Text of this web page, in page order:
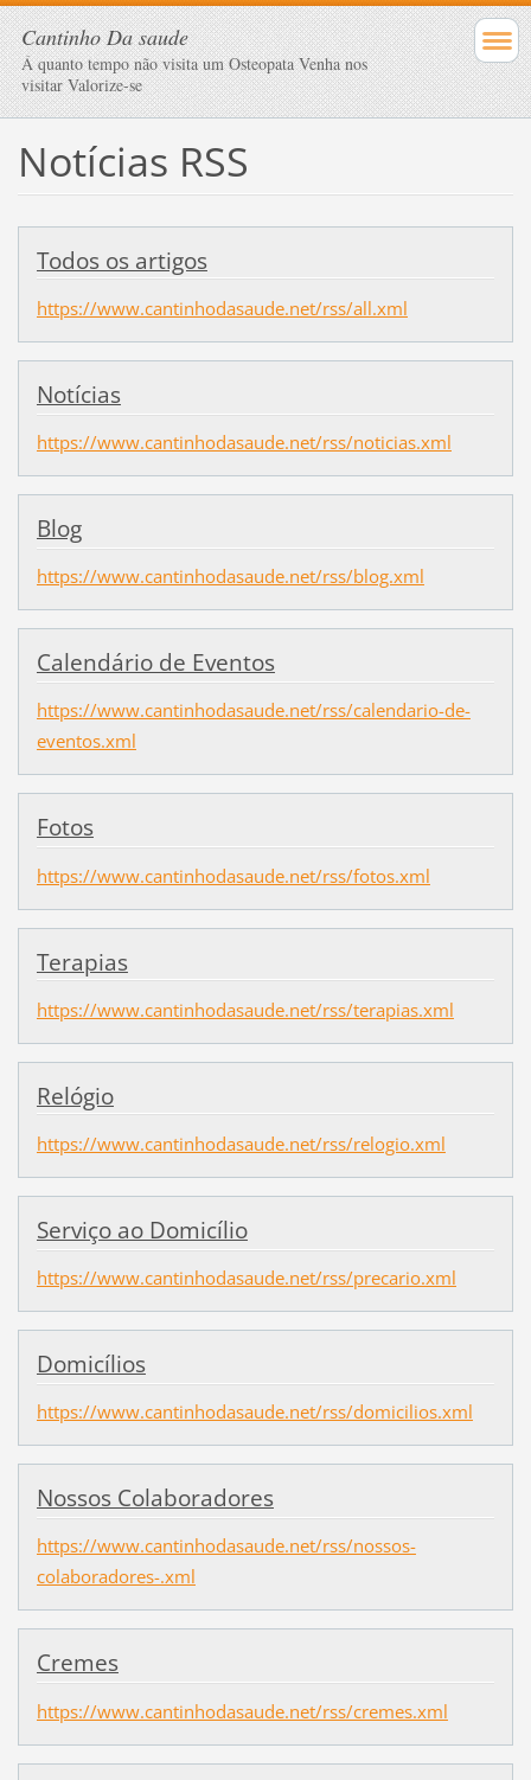
Cantinho Da saude
Á quanto tempo não visita um Osteopata Venha nos
visitar Valorize-se
Notícias RSS
Todos os artigos
https://www.cantinhodasaude.net/rss/all.xml
Notícias
https://www.cantinhodasaude.net/rss/noticias.xml
Blog
https://www.cantinhodasaude.net/rss/blog.xml
Calendário de Eventos
https://www.cantinhodasaude.net/rss/calendario-de-
eventos.xml
Fotos
https://www.cantinhodasaude.net/rss/fotos.xml
Terapias
https://www.cantinhodasaude.net/rss/terapias.xml
Relógio
https://www.cantinhodasaude.net/rss/relogio.xml
Serviço ao Domicílio
https://www.cantinhodasaude.net/rss/precario.xml
Domicílios
https://www.cantinhodasaude.net/rss/domicilios.xml
Nossos Colaboradores
https://www.cantinhodasaude.net/rss/nossos-
colaboradores-.xml
Cremes
https://www.cantinhodasaude.net/rss/cremes.xml